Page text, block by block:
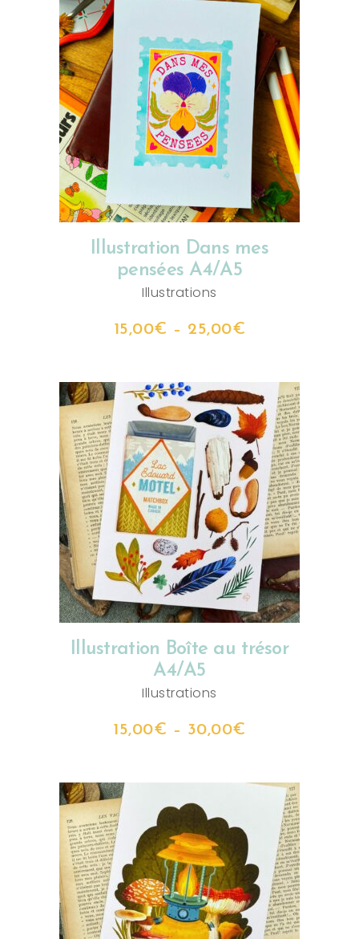
CHOIX DES OPTIONS
Illustration Dans mes
pensées A4/A5
Illustrations
15,00€ – 25,00€
CHOIX DES OPTIONS
Illustration Boîte au trésor
A4/A5
Illustrations
15,00€ – 30,00€
CHOIX DES OPTIONS